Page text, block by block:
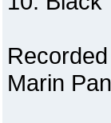
Marin